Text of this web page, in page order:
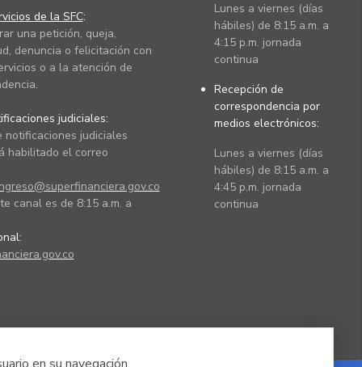
de la SFC:
una petición, queja,
denuncia o felicitación con
o a la atención de
judiciales:
notificaciones judiciales
habilitado el correo
canal es de 8:15 a.m. a
Lunes a viernes (días
hábiles) de 8:15 a.m. a
4:15 p.m. jornada
continua
Recepción de
correspondencia por
medios electrónicos:
Lunes a viernes (días
hábiles) de 8:15 a.m. a
4:45 p.m. jornada
continua